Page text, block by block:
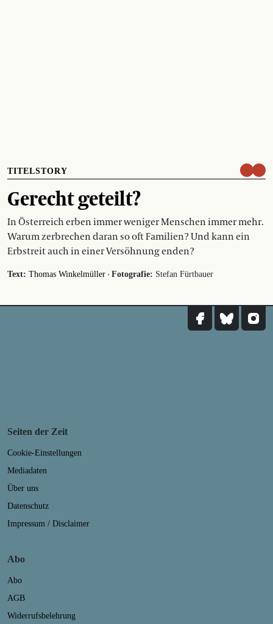
TITELSTORY
Gerecht geteilt?
In Österreich erben immer weniger Menschen immer mehr.
Warum zerbrechen daran so oft Familien? Und kann ein
Erbstreit auch in einer Versöhnung enden?
Text: Thomas Winkelmüller · Fotografie: Stefan Fürtbauer
Seiten der Zeit
Cookie-Einstellungen
Mediadaten
Über uns
Datenschutz
Impressum / Disclaimer
Abo
Abo
AGB
Widerrufsbelehrung